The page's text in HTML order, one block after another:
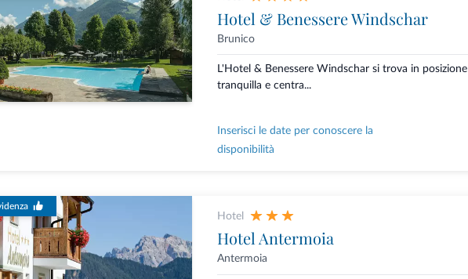
Hotel & Benessere Windschar
Brunico
L'Hotel & Benessere Windschar si trova in posizione
tranquilla e centra...
Inserisci le date per conoscere la
disponibilità
Hotel
Hotel Antermoia
Antermoia